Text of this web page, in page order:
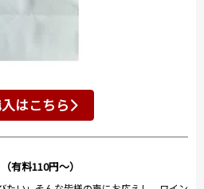
はこちら
（有料110円～）